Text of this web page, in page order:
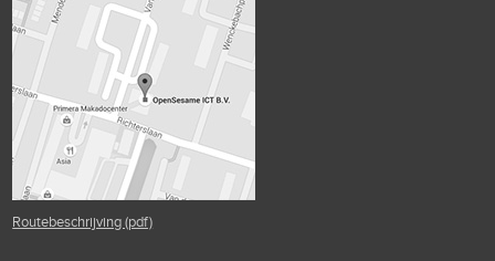
Routebeschrijving (pdf)